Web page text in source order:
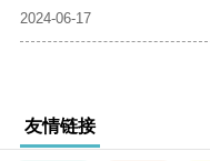
2024-06-17
友情链接